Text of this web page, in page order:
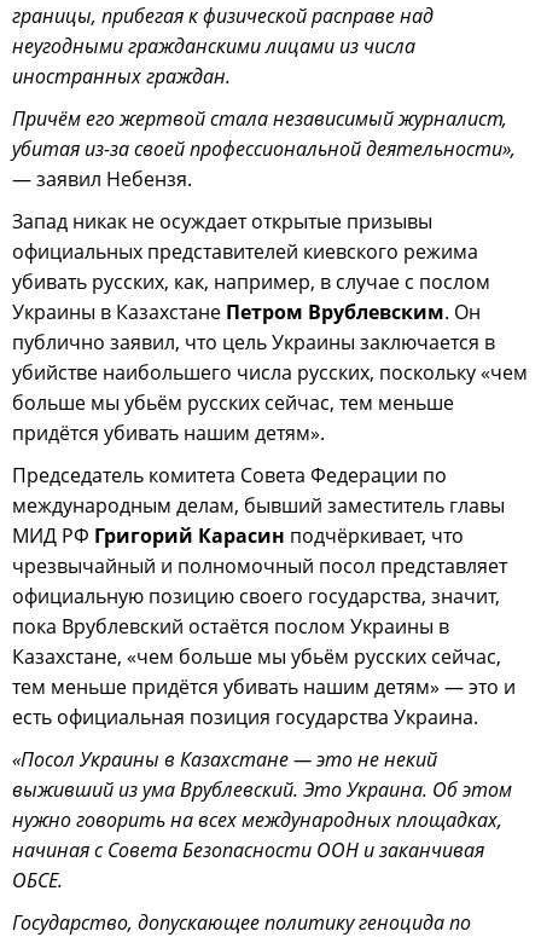
границы, прибегая к физической расправе над
неугодными гражданскими лицами из числа
иностранных граждан.
Причём его жертвой стала независимый журналист,
убитая из-за своей профессиональной деятельности»,
— заявил Небензя.
Запад никак не осуждает открытые призывы
официальных представителей киевского режима
убивать русских, как, например, в случае с послом
Украины в Казахстане Петром Врублевским. Он
публично заявил, что цель Украины заключается в
убийстве наибольшего числа русских, поскольку «чем
больше мы убьём русских сейчас, тем меньше
придётся убивать нашим детям».
Председатель комитета Совета Федерации по
международным делам, бывший заместитель главы
МИД РФ Григорий Карасин подчёркивает, что
чрезвычайный и полномочный посол представляет
официальную позицию своего государства, значит,
пока Врублевский остаётся послом Украины в
Казахстане, «чем больше мы убьём русских сейчас,
тем меньше придётся убивать нашим детям» — это и
есть официальная позиция государства Украина.
«Посол Украины в Казахстане — это не некий
выживший из ума Врублевский. Это Украина. Об этом
нужно говорить на всех международных площадках,
начиная с Совета Безопасности ООН и заканчивая
ОБСЕ.
Государство, допускающее политику геноцида по